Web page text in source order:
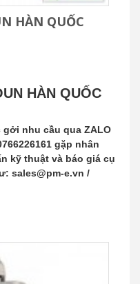
HÀN QUỐC
HÀN QUỐC
nhu cầu qua ZALO
gặp nhân
kỹ thuật và báo giá cụ
sales@pm-e.vn /